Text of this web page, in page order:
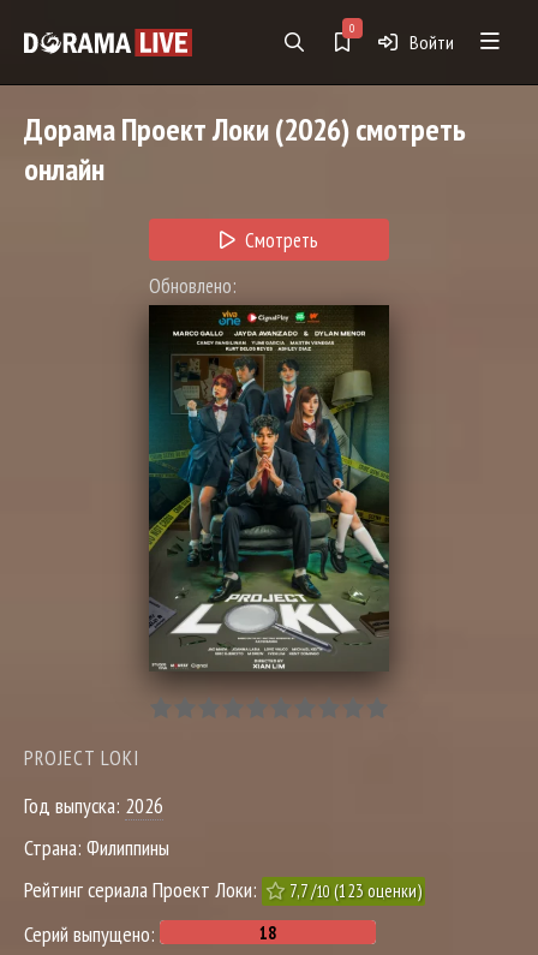
0
Войти
ДорамаПроект Локи(2026) смотреть
онлайн
Смотреть
Обновлено:
PROJECT LOKI
Год выпуска: 2026
Страна: Филиппины
Рейтинг сериала Проект Локи:
7,7/10(123оценки)
Серий выпущено: